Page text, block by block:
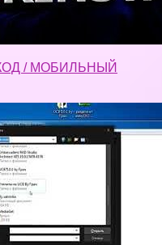
/ МОБИЛЬНЫЙ